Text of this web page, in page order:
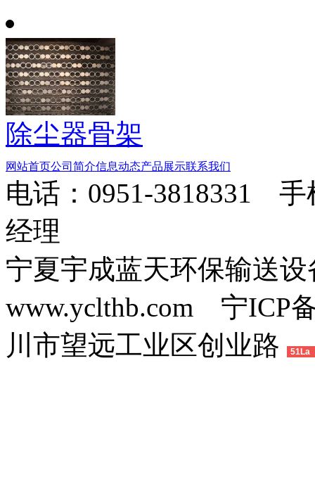
除尘器骨架
网站首页公司简介信息动态产品展示联系我们
电话：0951-3818331 手
经理
宁夏宇成蓝天环保输送
www.yclthb.com 宁ICP
川市望远工业区创业路
51La